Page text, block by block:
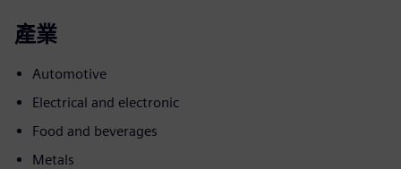
產業
Automotive
Electrical and electronic
Food and beverages
Metals